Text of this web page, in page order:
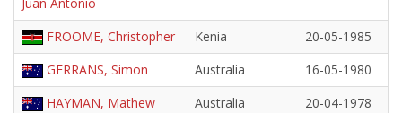
FROOME, Christopher Kenia
20-05-1985
GERRANS, Simon
Australia
16-05-1980
HAYMAN, Mathew
Australia
20-04-1978